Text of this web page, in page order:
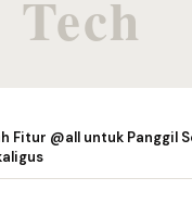
Fitur @all untuk Panggil